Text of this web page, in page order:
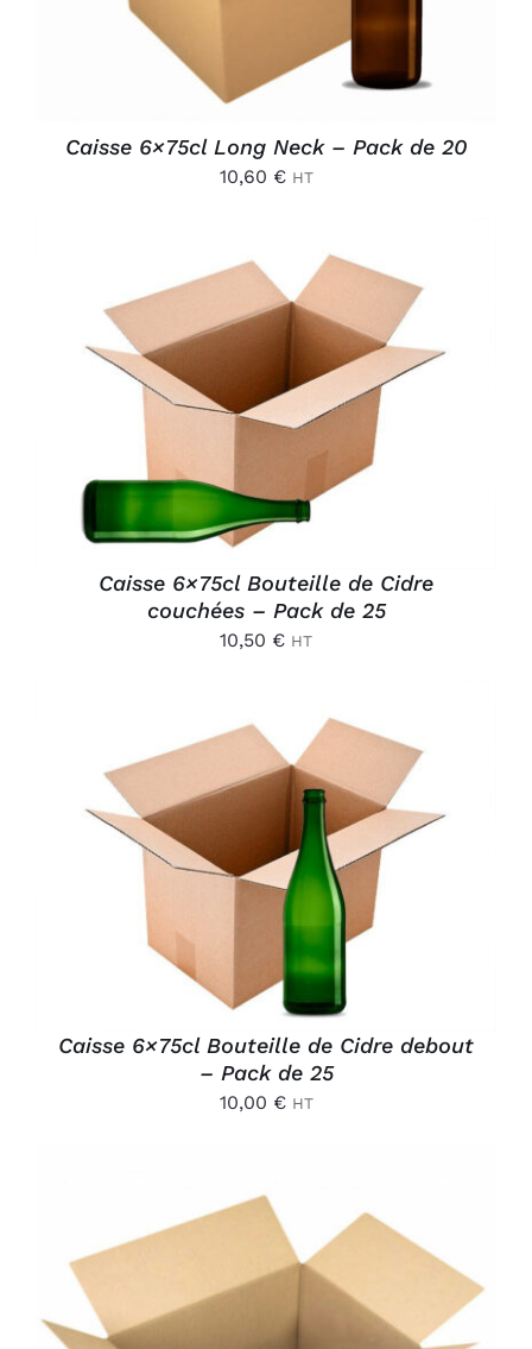
Caisse 6×75cl Long Neck – Pack de 20
10,60 € HT
AJOUTER AU PANIER
Caisse 6×75cl Bouteille de Cidre
couchées – Pack de 25
10,50 € HT
AJOUTER AU PANIER
Caisse 6×75cl Bouteille de Cidre debout
– Pack de 25
10,00 € HT